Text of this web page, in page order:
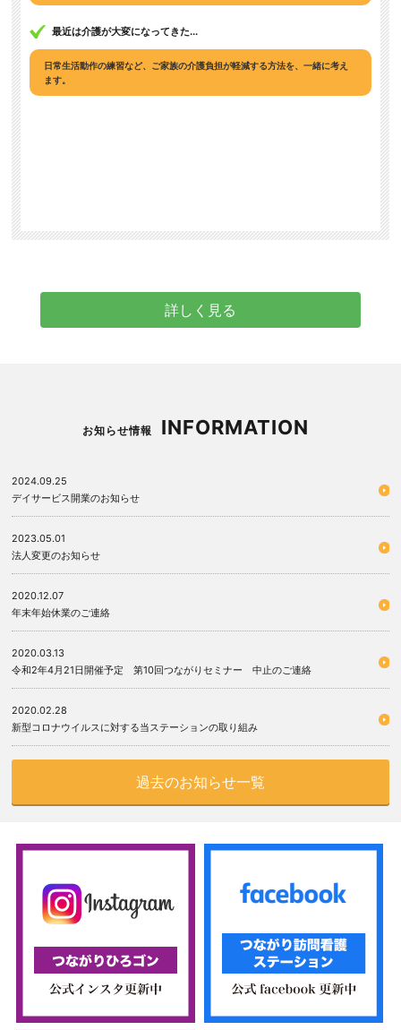
最近は介護が大変になってきた...
日常生活動作の練習など、ご家族の介護負担が軽減する方法を、一緒に考え
ます。
詳しく見る
お知らせ情報 INFORMATION
2024.09.25
デイサービス開業のお知らせ
2023.05.01
法人変更のお知らせ
2020.12.07
年末年始休業のご連絡
2020.03.13
令和2年4月21日開催予定 第10回つながりセミナー 中止のご連絡
2020.02.28
新型コロナウイルスに対する当ステーションの取り組み
過去のお知らせ一覧